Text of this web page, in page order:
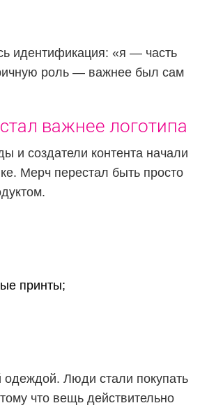
идентификация: «я — часть
роль — важнее был сам
важнее логотипа
и создатели контента начали
Мерч перестал быть просто
принты;
одеждой. Люди стали покупать
что вещь действительно